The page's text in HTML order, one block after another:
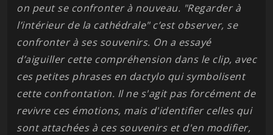
on peut se confronter à nouveau. "Regarder à
l’intérieur de la cathédrale" c’est observer, se
confronter à ses souvenirs. On a essayé
d’aiguiller cette compréhension dans le clip, avec
ces petites phrases en dactylo qui symbolisent
cette confrontation. Il ne s'agit pas forcément de
revivre ces émotions, mais d'identifier celles qui
sont attachées à ces souvenirs et d'en modifier,